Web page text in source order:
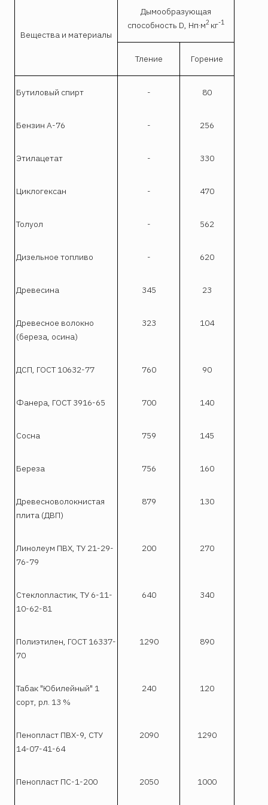
Вещества и материалы
Дымообразующая
способность D, Нп·м2 кг-1
Тление Горение
Бутиловый спирт - 80
Бензин А-76 - 256
Этилацетат - 330
Циклогексан - 470
Толуол - 562
Дизельное топливо - 620
Древесина 345 23
Древесное волокно
(береза, осина)
323 104
ДСП, ГОСТ 10632-77 760 90
Фанера, ГОСТ 3916-65 700 140
Сосна 759 145
Береза 756 160
Древесноволокнистая
плита (ДВП)
879 130
Линолеум ПВХ, ТУ 21-29-
76-79
200 270
Стеклопластик, ТУ 6-11-
10-62-81
640 340
Полиэтилен, ГОСТ 16337-
70
1290 890
Табак "Юбилейный" 1
сорт, рл. 13 %
240 120
Пенопласт ПВХ-9, СТУ
14-07-41-64
2090 1290
Пенопласт ПС-1-200 2050 1000